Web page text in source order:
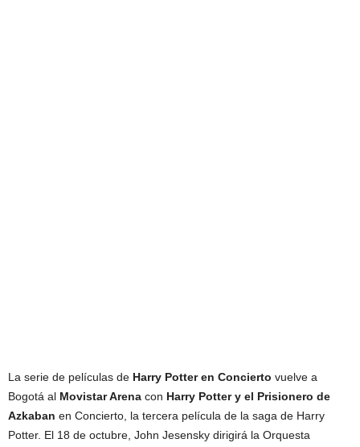
La serie de películas de Harry Potter en Concierto vuelve a
Bogotá al Movistar Arena con Harry Potter y el Prisionero de
Azkaban en Concierto, la tercera película de la saga de Harry
Potter. El 18 de octubre, John Jesensky dirigirá la Orquesta